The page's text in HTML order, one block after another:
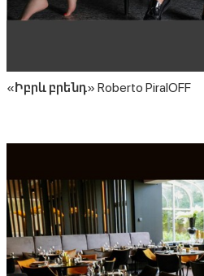
«Իբրև բրենդ» Roberto PiralOFF